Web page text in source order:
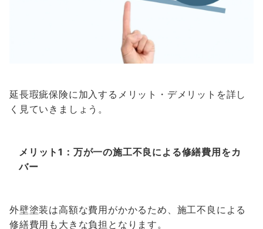
延長瑕疵保険に加入するメリット・デメリットを詳し
く見ていきましょう。
メリット1：万が一の施工不良による修繕費用をカ
バー
外壁塗装は高額な費用がかかるため、施工不良による
修繕費用も大きな負担となります。